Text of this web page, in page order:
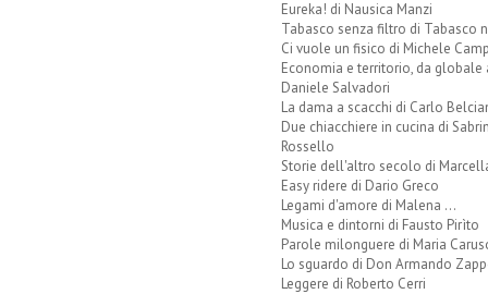
Eureka! di Nausica Manzi
Tabasco senza filtro di Tabasco
Ci vuole un fisico di Michele
Economia e territorio, da globale
Daniele Salvadori
La dama a scacchi di Carlo
Due chiacchiere in cucina di
Rossello
Storie dell'altro secolo di
Easy ridere di Dario Greco
Legami d'amore di Malena ...
Musica e dintorni di Fausto Pirìto
Parole milonguere di Maria
Lo sguardo di Don Armando
Leggere di Roberto Cerri